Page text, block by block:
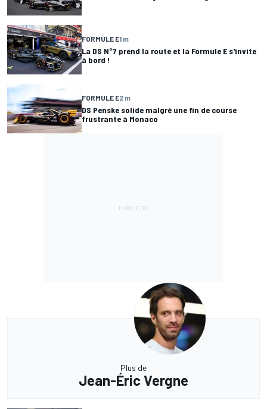
FORMULE E1 m
La DS N°7 prend la route et la Formule E s'invite
à bord !
FORMULE E2 m
DS Penske solide malgré une fin de course
frustrante à Monaco
Plus de
Jean-Éric Vergne